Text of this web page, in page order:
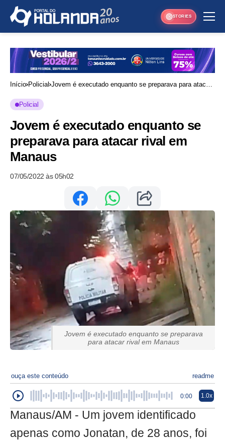
STORIES
Início Policial Jovem é executado enquanto se preparava para atacar
Policial
Jovem é executado enquanto se
preparava para atacar rival em
Manaus
07/05/2022 às 05h02
Jovem é executado enquanto se preparava
para atacar rival em Manaus
ouça este conteúdo readme
0:00 1.0x
Manaus/AM - Um jovem identificado
apenas como Jonatan, de 28 anos, foi